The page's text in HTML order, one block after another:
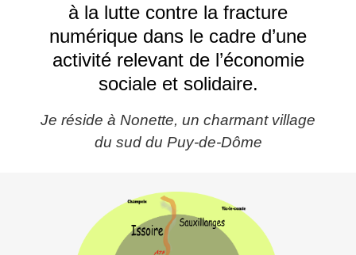
à la lutte contre la fracture
numérique dans le cadre d’une
activité relevant de l’économie
sociale et solidaire.
Je réside à Nonette, un charmant village
du sud du Puy-de-Dôme